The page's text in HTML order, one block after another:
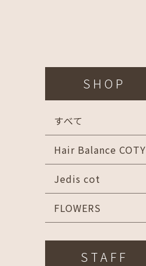
SHOP
すべて
Hair Balance COTY
Jedis cot
FLOWERS
STAFF